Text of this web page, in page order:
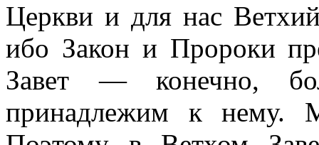
Церкви и для нас
ибо Закон и Пророки
Завет — конечно,
принадлежим к нему.